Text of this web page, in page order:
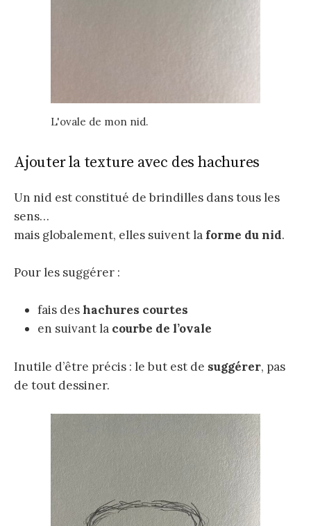
L'ovale de mon nid.
Ajouter la texture avec des hachures
Un nid est constitué de brindilles dans tous les
sens…
mais globalement, elles suivent la forme du nid.
Pour les suggérer :
fais des hachures courtes
en suivant la courbe de l’ovale
Inutile d’être précis : le but est de suggérer, pas
de tout dessiner.